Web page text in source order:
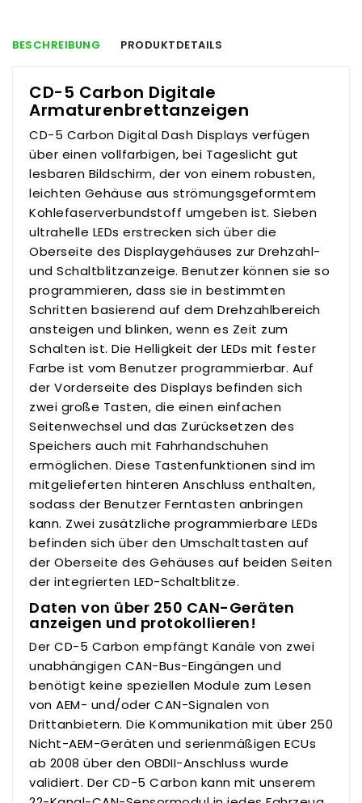
BESCHREIBUNG PRODUKTDETAILS
CD-5 Carbon Digitale
Armaturenbrettanzeigen
CD-5 Carbon Digital Dash Displays verfügen
über einen vollfarbigen, bei Tageslicht gut
lesbaren Bildschirm, der von einem robusten,
leichten Gehäuse aus strömungsgeformtem
Kohlefaserverbundstoff umgeben ist. Sieben
ultrahelle LEDs erstrecken sich über die
Oberseite des Displaygehäuses zur Drehzahl-
und Schaltblitzanzeige. Benutzer können sie so
programmieren, dass sie in bestimmten
Schritten basierend auf dem Drehzahlbereich
ansteigen und blinken, wenn es Zeit zum
Schalten ist. Die Helligkeit der LEDs mit fester
Farbe ist vom Benutzer programmierbar. Auf
der Vorderseite des Displays befinden sich
zwei große Tasten, die einen einfachen
Seitenwechsel und das Zurücksetzen des
Speichers auch mit Fahrhandschuhen
ermöglichen. Diese Tastenfunktionen sind im
mitgelieferten hinteren Anschluss enthalten,
sodass der Benutzer Ferntasten anbringen
kann. Zwei zusätzliche programmierbare LEDs
befinden sich über den Umschalttasten auf
der Oberseite des Gehäuses auf beiden Seiten
der integrierten LED-Schaltblitze.
Daten von über 250 CAN-Geräten
anzeigen und protokollieren!
Der CD-5 Carbon empfängt Kanäle von zwei
unabhängigen CAN-Bus-Eingängen und
benötigt keine speziellen Module zum Lesen
von AEM- und/oder CAN-Signalen von
Drittanbietern. Die Kommunikation mit über 250
Nicht-AEM-Geräten und serienmäßigen ECUs
ab 2008 über den OBDII-Anschluss wurde
validiert. Der CD-5 Carbon kann mit unserem